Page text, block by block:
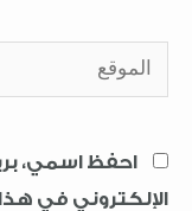
الموقع
احفظ اسمي،
الإلكتروني في